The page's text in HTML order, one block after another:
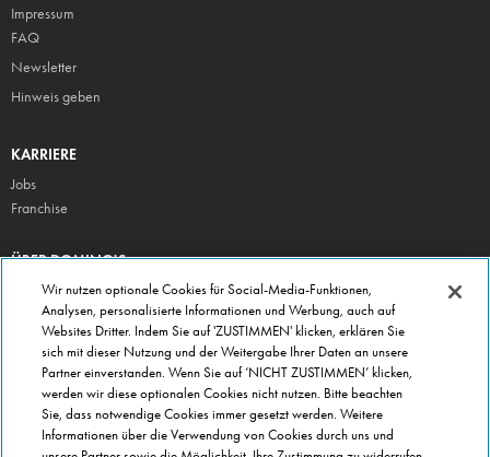
Impressum
FAQ
Newsletter
Hinweis geben
KARRIERE
Jobs
Franchise
ÜBER DOMINO'S
Storesuche
Presse
Domino's App
Unternehmen
Geschenkgutscheine
Cookie Einstellungen
Wir nutzen optionale Cookies für Social-Media-Funktionen,
Analysen, personalisierte Informationen und Werbung, auch auf
Websites Dritter. Indem Sie auf 'ZUSTIMMEN' klicken, erklären Sie
sich mit dieser Nutzung und der Weitergabe Ihrer Daten an unsere
Partner einverstanden. Wenn Sie auf ‘NICHT ZUSTIMMEN’ klicken,
werden wir diese optionalen Cookies nicht nutzen. Bitte beachten
Sie, dass notwendige Cookies immer gesetzt werden. Weitere
Informationen über die Verwendung von Cookies durch uns und